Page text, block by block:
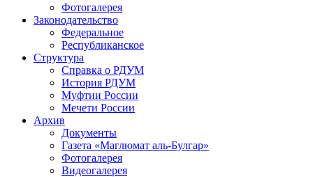
Фотогалерея
Законодательство
Федеральное
Республиканское
Структура
Справка о РДУМ
История РДУМ
Муфтии России
Мечети России
Архив
Документы
Газета «Маглюмат аль-Булгар»
Фотогалерея
Видеогалерея